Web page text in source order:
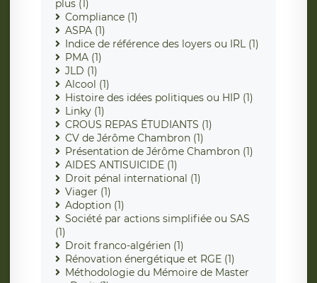
plus (1)
Compliance (1)
ASPA (1)
Indice de référence des loyers ou IRL (1)
PMA (1)
JLD (1)
Alcool (1)
Histoire des idées politiques ou HIP (1)
Linky (1)
CROUS REPAS ÉTUDIANTS (1)
CV de Jérôme Chambron (1)
Présentation de Jérôme Chambron (1)
AIDES ANTISUICIDE (1)
Droit pénal international (1)
Viager (1)
Adoption (1)
Société par actions simplifiée ou SAS
(1)
Droit franco-algérien (1)
Rénovation énergétique et RGE (1)
Méthodologie du Mémoire de Master